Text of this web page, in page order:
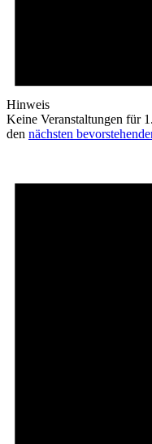
Hinweis
Keine Veranstaltungen für
den nächsten